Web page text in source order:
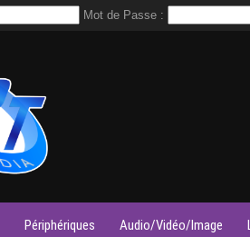
Mot de Passe :
Périphériques Audio/Vidéo/Image